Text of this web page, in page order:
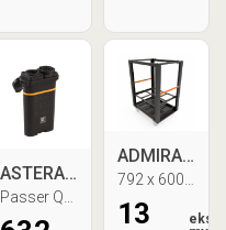
ASTERA AST-QUKBM-PWF Powerflow
ADMIRAL Stage Leg Cart
13
eks.